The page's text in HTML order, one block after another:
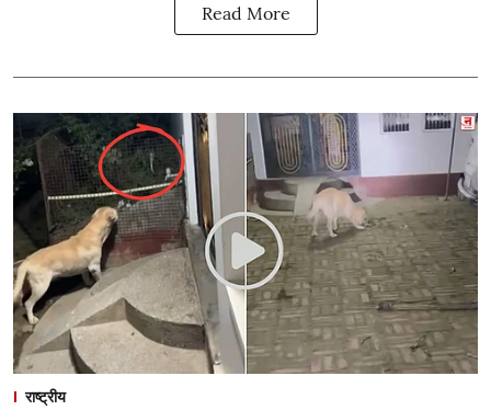
Read More
राष्ट्रीय